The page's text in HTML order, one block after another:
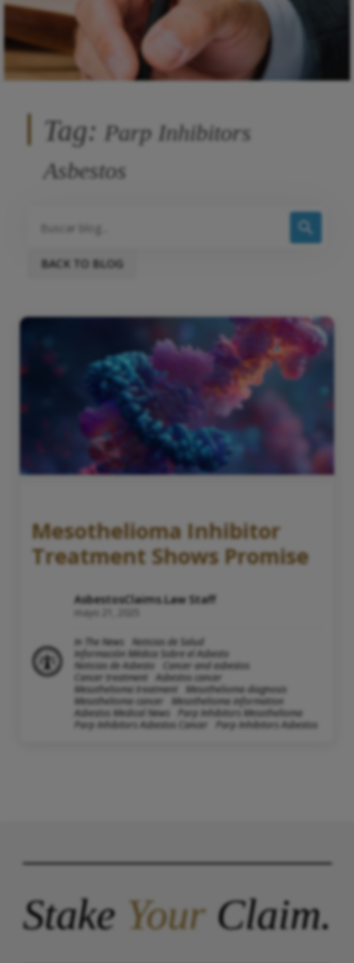
Tag: Parp Inhibitors
Asbestos
BACK TO BLOG
Mesothelioma Inhibitor
Treatment Shows Promise
AsbestosClaims.Law Staff
mayo 21, 2025
In The News
Noticias de Salud
Información Médica Sobre el Asbesto
Noticias de Asbesto
Cancer and asbestos
Cancer treatment
Asbestos cancer
Mesothelioma treatment
Mesothelioma diagnosis
Mesothelioma cancer
Mesothelioma information
Asbestos Medical News
Parp Inhibitors Mesothelioma
Parp Inhibitors Asbestos Cancer
Parp Inhibitors Asbestos
StakeYourClaim.